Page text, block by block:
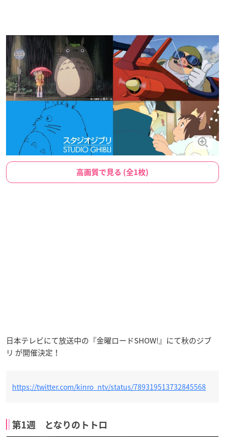
高画質で見る (全1枚)
日本テレビにて放送中の『金曜ロードSHOW!』にて秋のジブ
リ が開催決定！
https://twitter.com/kinro_ntv/status/789319513732845568
第1週 となりのトトロ